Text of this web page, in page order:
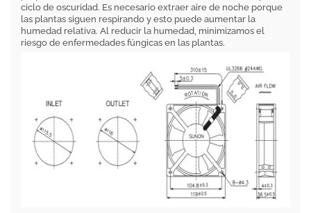
ciclo de oscuridad. Es necesario extraer aire de noche porque
las plantas siguen respirando y esto puede aumentar la
humedad relativa. Al reducir la humedad, minimizamos el
riesgo de enfermedades fúngicas en las plantas.